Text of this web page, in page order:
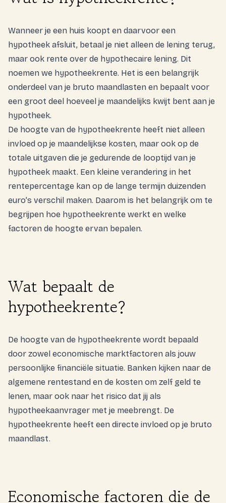
Wanneer je een huis koopt en daarvoor een
hypotheek afsluit, betaal je niet alleen de lening terug,
maar ook rente over de hypothecaire lening. Dit
noemen we hypotheekrente. Het is een belangrijk
onderdeel van je bruto maandlasten en bepaalt voor
een groot deel hoeveel je maandelijks kwijt bent aan je
hypotheek.
De hoogte van de hypotheekrente heeft niet alleen
invloed op je maandelijkse kosten, maar ook op de
totale uitgaven die je gedurende de looptijd van je
hypotheek maakt. Een kleine verandering in het
rentepercentage kan op de lange termijn duizenden
euro’s verschil maken. Daarom is het belangrijk om te
begrijpen hoe hypotheekrente werkt en welke
factoren de hoogte ervan bepalen.
Wat bepaalt de
hypotheekrente?
De hoogte van de hypotheekrente wordt bepaald
door zowel economische marktfactoren als jouw
persoonlijke financiële situatie. Banken kijken naar de
algemene rentestand en de kosten om zelf geld te
lenen, maar ook naar het risico dat jij als
hypotheekaanvrager met je meebrengt. De
hypotheekrente heeft een directe invloed op je bruto
maandlast.
Economische factoren die de